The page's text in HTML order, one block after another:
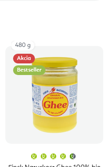
Akcia
Bestseller
480 g